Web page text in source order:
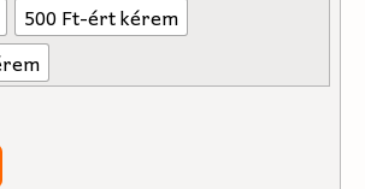
500 Ft-ért kérem